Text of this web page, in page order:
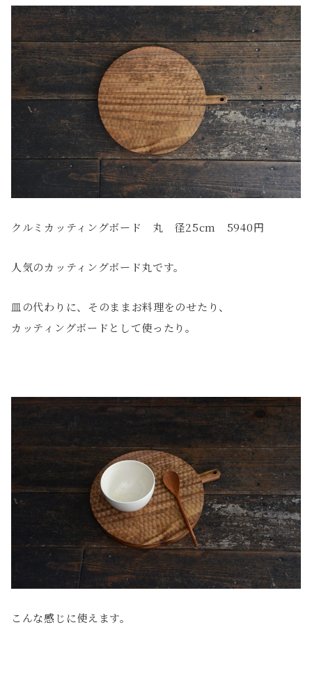
クルミカッティングボード 丸 径25cm 5940円
人気のカッティングボード丸です。
皿の代わりに、そのままお料理をのせたり、
カッティングボードとして使ったり。
こんな感じに使えます。